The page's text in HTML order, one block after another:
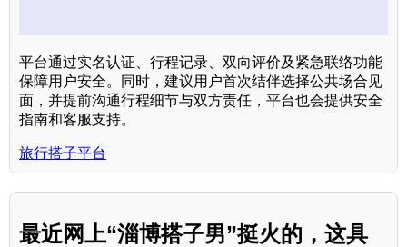
平台通过实名认证、行程记录、双向评价及紧急联络功能
保障用户安全。同时，建议用户首次结伴选择公共场合见
面，并提前沟通行程细节与双方责任，平台也会提供安全
指南和客服支持。
旅行搭子平台
最近网上“淄博搭子男”挺火的，这具